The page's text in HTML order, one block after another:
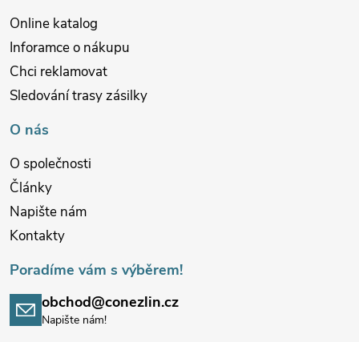
Online katalog
Inforamce o nákupu
Chci reklamovat
Sledování trasy zásilky
O nás
O společnosti
Články
Napište nám
Kontakty
Poradíme vám s výběrem!
obchod@conezlin.cz
Napište nám!